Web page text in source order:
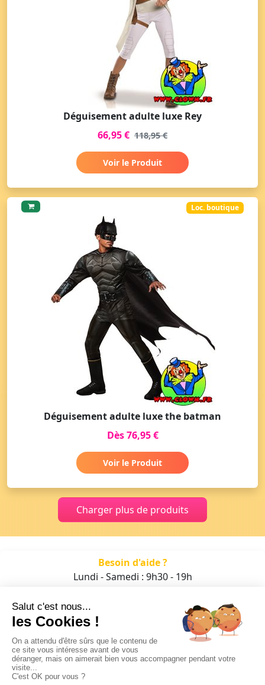
Déguisement adulte luxe Rey
66,95 € 118,95 €
Voir le Produit
Loc. boutique
Déguisement adulte luxe the batman
Dès 76,95 €
Voir le Produit
Charger plus de produits
Besoin d'aide ?
Lundi - Samedi : 9h30 - 19h